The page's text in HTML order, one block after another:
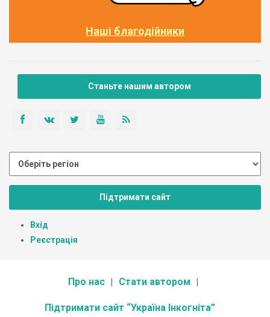
Наші благодійники
Станьте нашим автором
Підтримати сайт
Вхід
Реєстрація
Про нас Стати автором
Підтримати сайт “Україна Інкогніта”